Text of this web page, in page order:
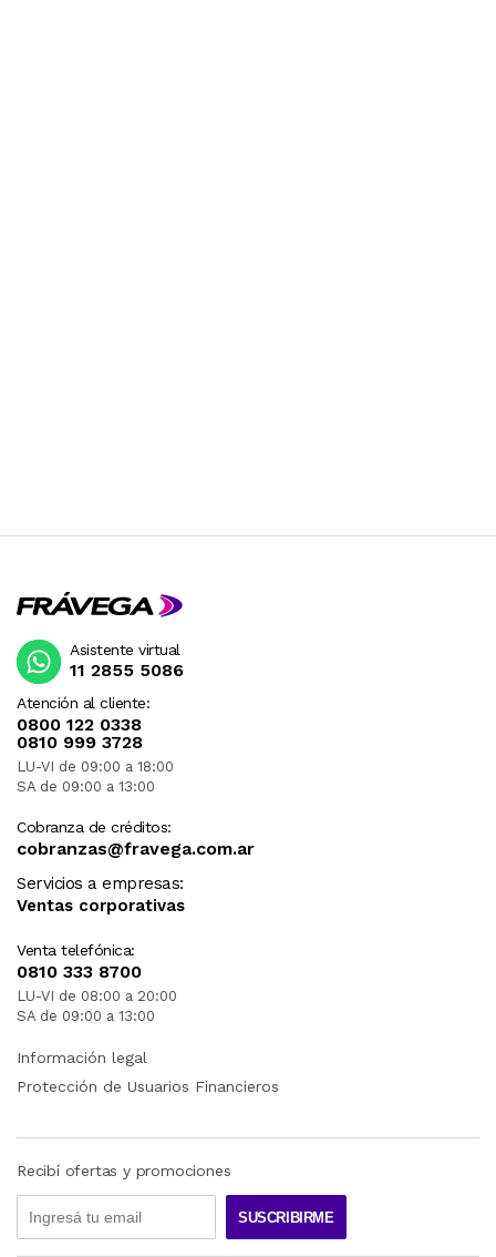
Atención al cliente:
0800 122 0338
0810 999 3728
LU-VI de 09:00 a 18:00
SA de 09:00 a 13:00
Cobranza de créditos:
cobranzas@fravega.com.ar
Servicios a empresas:
Ventas corporativas
Venta telefónica:
0810 333 8700
LU-VI de 08:00 a 20:00
SA de 09:00 a 13:00
Asistente virtual
11 2855 5086
Información legal
Protección de Usuarios Financieros
Recibí ofertas y promociones
SUSCRIBIRME